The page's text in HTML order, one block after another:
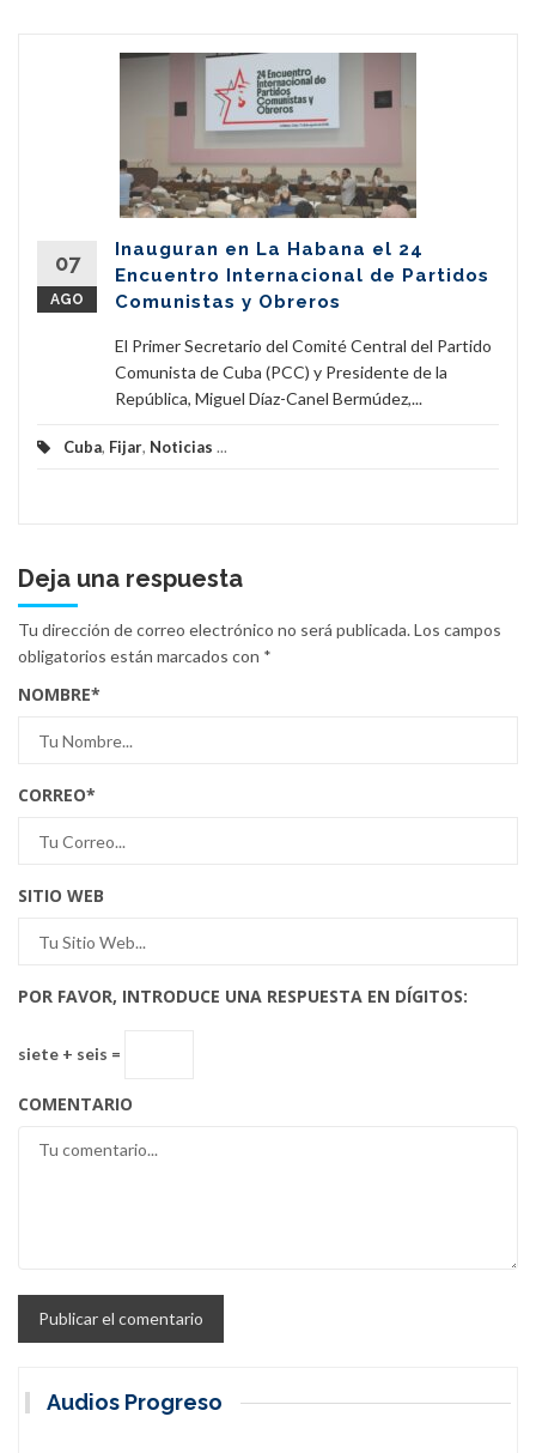
07
AGO
Inauguran en La Habana el 24
Encuentro Internacional de Partidos
Comunistas y Obreros
El Primer Secretario del Comité Central del Partido
Comunista de Cuba (PCC) y Presidente de la
República, Miguel Díaz-Canel Bermúdez,...
Cuba, Fijar, Noticias ...
Deja una respuesta
Tu dirección de correo electrónico no será publicada.Los campos
obligatorios están marcados con *
NOMBRE*
CORREO*
SITIO WEB
POR FAVOR, INTRODUCE UNA RESPUESTA EN DÍGITOS:
siete + seis =
COMENTARIO
Audios Progreso